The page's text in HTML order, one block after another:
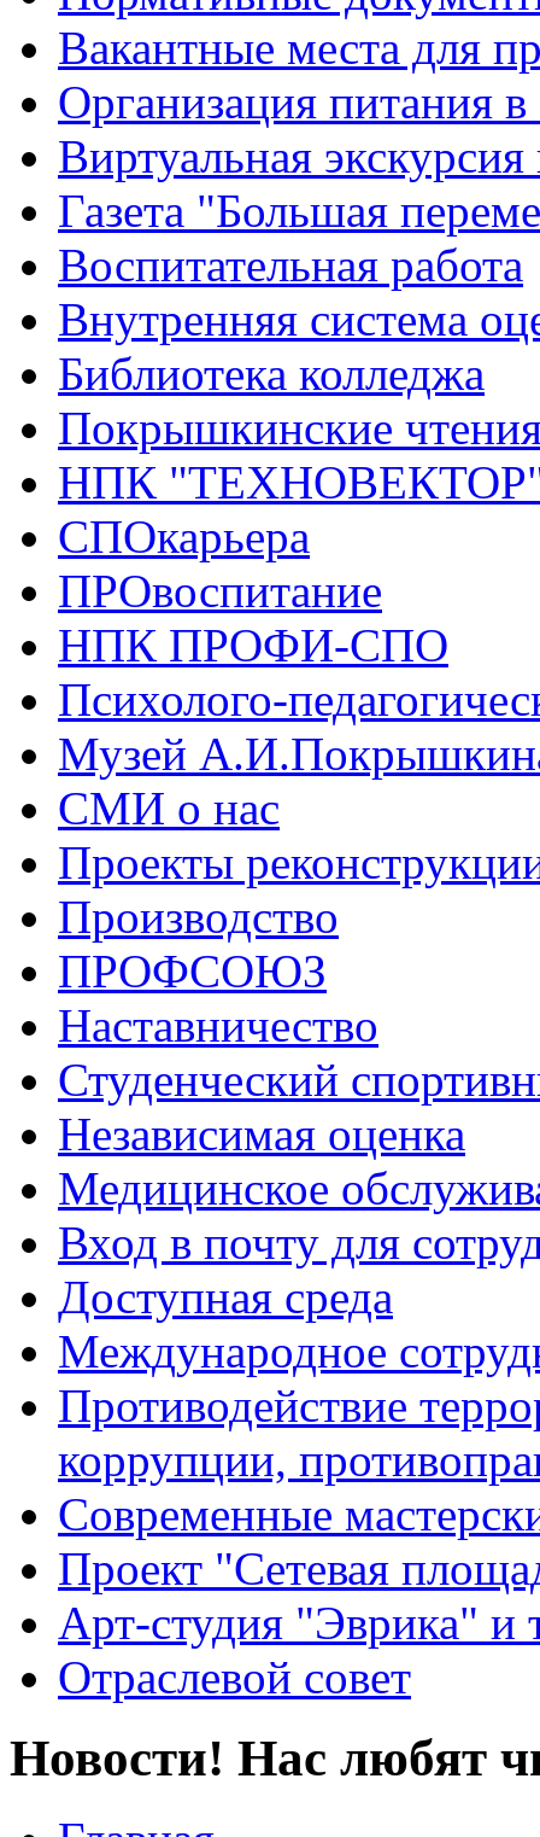
Вакантные места для
Организация питания в
Виртуальная
Газета "Большая
Воспитательная работа
Внутренняя система
Библиотека колледжа
Покрышкинские
НПК
СПОкарьера
ПРОвоспитание
НПК ПРОФИ-СПО
Психолого-
Музей
СМИ о нас
Проекты
Производство
ПРОФСОЮЗ
Наставничество
Студенческий
Независимая оценка
Медицинское
Вход в почту для
Доступная среда
Международное
Противодействие
коррупции,
Современные
Проект "Сетевая
Арт-студия "Эврика" и
Отраслевой совет
Новости! Нас любят